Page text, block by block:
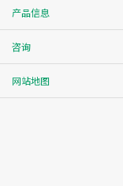
产品信息
咨询
网站地图